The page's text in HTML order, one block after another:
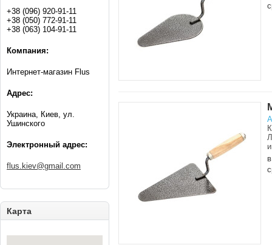
+38 (096) 920-91-11
+38 (050) 772-91-11
+38 (063) 104-91-11
Компания:
Интернет-магазин Flus
Адрес:
Украина, Киев, ул.
Ушинского
Электронный адрес:
flus.kiev@gmail.com
Карта